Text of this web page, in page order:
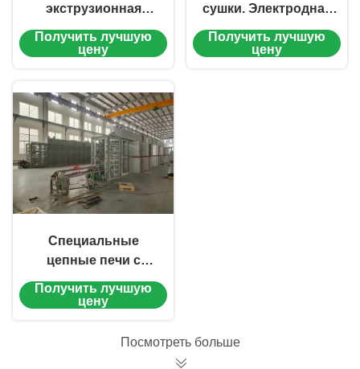
экструзионная
машина для
электродов
Получить лучшую
цену
сушки. Электродная
сварочная стержня
для производства
Получить лучшую
цену
Специальные
цепные печи с
циркуляцией
горячего воздуха и
частоты цепочной
Получить лучшую
цену
Посмотреть больше